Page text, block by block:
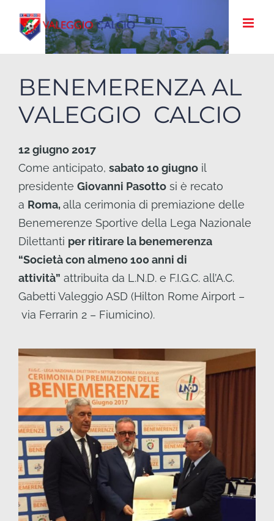
contenuto
BENEMERENZA AL
VALEGGIO CALCIO
12 giugno 2017
Come anticipato, sabato 10 giugno il
presidente Giovanni Pasotto si è recato
a Roma,alla cerimonia di premiazione delle
Benemerenze Sportive della Lega Nazionale
Dilettanti per ritirare la benemerenza
“Società con almeno 100 anni di
attività” attribuita da L.N.D. e F.I.G.C. all’A.C.
Gabetti Valeggio ASD (Hilton Rome Airport –
via Ferrarin 2 – Fiumicino).